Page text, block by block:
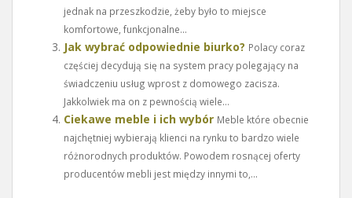
jednak na przeszkodzie, żeby było to miejsce
komfortowe, funkcjonalne...
Jak wybrać odpowiednie biurko? Polacy coraz
częściej decydują się na system pracy polegający na
świadczeniu usług wprost z domowego zacisza.
Jakkolwiek ma on z pewnością wiele...
Ciekawe meble i ich wybór Meble które obecnie
najchętniej wybierają klienci na rynku to bardzo wiele
różnorodnych produktów. Powodem rosnącej oferty
producentów mebli jest między innymi to,...